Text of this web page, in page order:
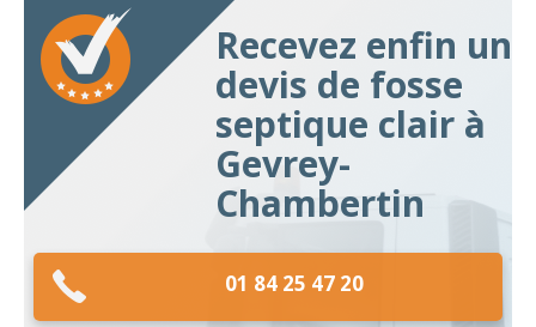
Recevez enfin un
devis de fosse
septique clair à
Gevrey-
Chambertin
01 84 25 47 20